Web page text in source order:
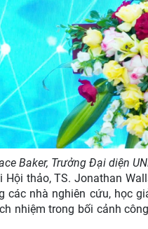
Baker, Trưởng Đại diện
thảo, TS. Jonathan
các nhà nghiên cứu, học
nhiệm trong bối cảnh